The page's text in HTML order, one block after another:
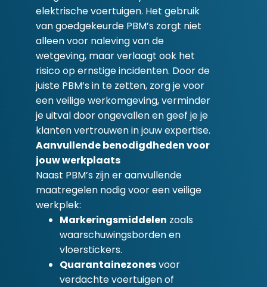
elektrische voertuigen. Het gebruik
van goedgekeurde PBM’s zorgt niet
alleen voor naleving van de
wetgeving, maar verlaagt ook het
risico op ernstige incidenten. Door de
juiste PBM’s in te zetten, zorg je voor
een veilige werkomgeving, verminder
je uitval door ongevallen en geef je je
klanten vertrouwen in jouw expertise.
Aanvullende benodigdheden voor
jouw werkplaats
Naast PBM’s zijn er aanvullende
maatregelen nodig voor een veilige
werkplek:
Markeringsmiddelen zoals
waarschuwingsborden en
vloerstickers.
Quarantainezonesvoor
verdachte voertuigen of